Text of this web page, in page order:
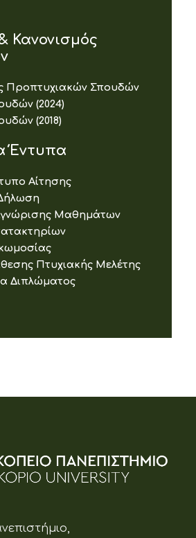
Κανονισμός
Προπτυχιακών Σπουδών
(2024)
(2018)
Έντυπα
Αίτησης
Μαθημάτων
Πτυχιακής Μελέτης
Διπλώματος